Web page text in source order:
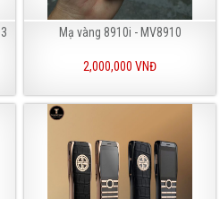
Mạ vàng 8910i - MV8910
2,000,000 VNĐ